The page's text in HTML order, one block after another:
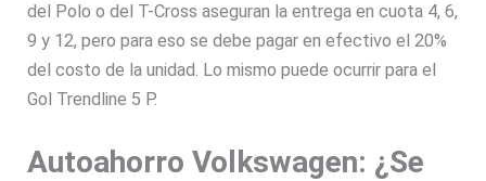
del Polo o del T-Cross aseguran la entrega en cuota 4, 6,
9 y 12, pero para eso se debe pagar en efectivo el 20%
del costo de la unidad. Lo mismo puede ocurrir para el
Gol Trendline 5 P.
Autoahorro Volkswagen: ¿Se